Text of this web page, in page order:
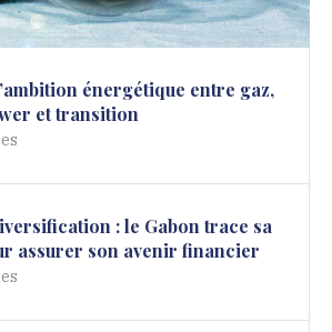
énergétique entre gaz,
et transition
: le Gabon trace sa
assurer son avenir financier